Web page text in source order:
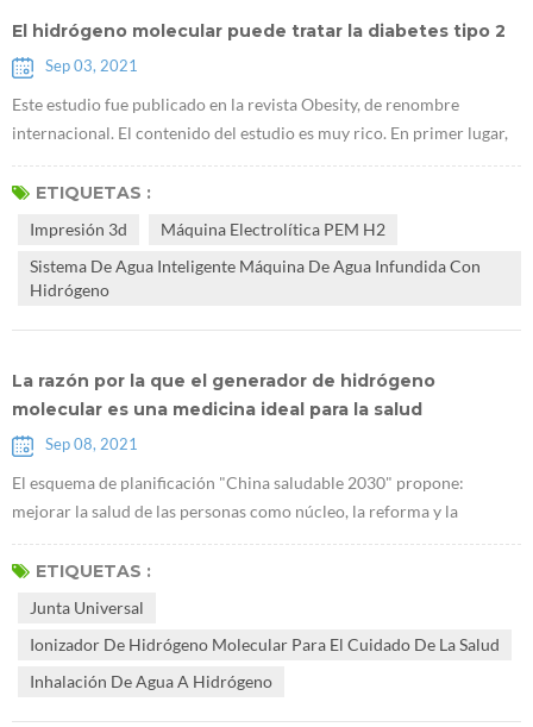
El hidrógeno molecular puede tratar la diabetes tipo 2
Sep 03, 2021
Este estudio fue publicado en la revista Obesity, de renombre
internacional. El contenido del estudio es muy rico. En primer lugar,
encontraron queE máquina lectrolítica PEM H2 puede promover la
acumulación de glucógeno en el hígado. Utilizaron ratones db / db
que Generado...
ETIQUETAS :
Impresión 3d
Máquina Electrolítica PEM H2
Sistema De Agua Inteligente Máquina De Agua Infundida Con
Hidrógeno
La razón por la que el generador de hidrógeno
molecular es una medicina ideal para la salud
Sep 08, 2021
El esquema de planificación "China saludable 2030" propone:
mejorar la salud de las personas como núcleo, la reforma y la
innovación de los mecanismos institucionales como fuerza motriz, y
centrarse en popularizar la vida sana, optimizar los servicios de salud,
naci...
ETIQUETAS :
Junta Universal
Ionizador De Hidrógeno Molecular Para El Cuidado De La Salud
Inhalación De Agua A Hidrógeno